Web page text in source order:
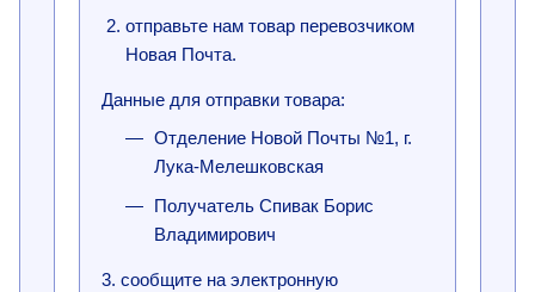
отправьте нам товар перевозчиком
Новая Почта.
Данные для отправки товара:
Отделение Новой Почты №1, г.
Лука-Мелешковская
Получатель Спивак Борис
Владимирович
3. сообщите на электронную